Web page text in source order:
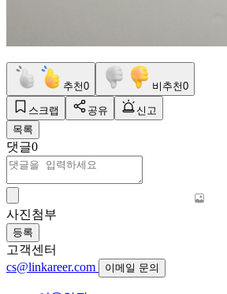
추천0 비추천0
스크랩 공유
신고
목록
댓글0
사진첨부
등록
고객센터
cs@linkareer.com
이메일 문의